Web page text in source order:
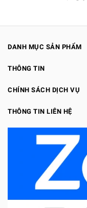
DANH MỤC SẢN PHẨM
THÔNG TIN
CHÍNH SÁCH DỊCH VỤ
THÔNG TIN LIÊN HỆ